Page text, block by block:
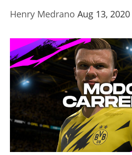
Henry Medrano Aug 13, 2020